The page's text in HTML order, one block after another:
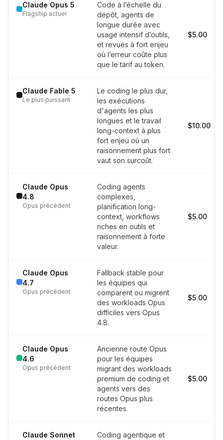
Claude Opus 5
Flagship actuel
Code à l’échelle du
dépôt, agents de
longue durée avec
usage intensif d’outils,
et revues à fort enjeu
où l’erreur coûte plus
que le tarif au token.
$5.00
Claude Fable 5
Le plus puissant
Le coding le plus dur,
les exécutions
d'agents les plus
longues et le travail
long-context à plus
fort enjeu où un
raisonnement plus fort
vaut son surcoût.
$10.00
Claude Opus
4.8
Opus précédent
Coding agents
complexes,
planification long-
context, workflows
riches en outils et
raisonnement à forte
valeur.
$5.00
Claude Opus
4.7
Opus précédent
Fallback stable pour
les équipes qui
comparent ou migrent
des workloads Opus
difficiles vers Opus
4.8.
$5.00
Claude Opus
4.6
Opus précédent
Ancienne route Opus
pour les équipes
migrant des workloads
premium de coding et
agents vers des
routes Opus plus
récentes.
$5.00
Claude Sonnet
Coding agentique et